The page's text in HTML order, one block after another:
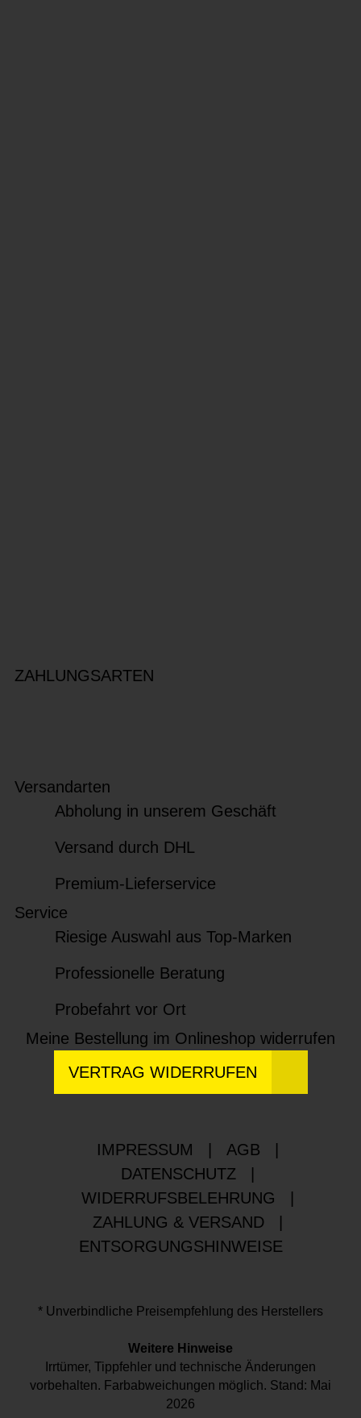
ZAHLUNGSARTEN
Versandarten
Abholung in unserem Geschäft
Versand durch DHL
Premium-Lieferservice
Service
Riesige Auswahl aus Top-Marken
Professionelle Beratung
Probefahrt vor Ort
Meine Bestellung im Onlineshop widerrufen
VERTRAG WIDERRUFEN
IMPRESSUM AGB
DATENSCHUTZ
WIDERRUFSBELEHRUNG
ZAHLUNG & VERSAND
ENTSORGUNGSHINWEISE
* Unverbindliche Preisempfehlung des Herstellers
Weitere Hinweise
Irrtümer, Tippfehler und technische Änderungen
vorbehalten. Farbabweichungen möglich. Stand: Mai
2026